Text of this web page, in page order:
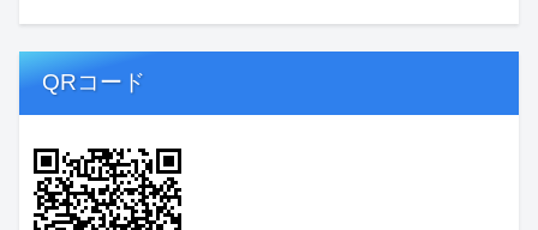
QRコード